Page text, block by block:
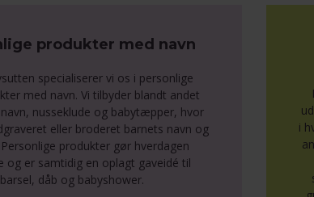
produkter med navn
specialiserer vi os i personlige
med navn. Vi tilbyder blandt andet
nusseklude og babytæpper, hvor
eller broderet barnets navn og
produkter gør hverdagen
og er samtidig en oplagt gaveidé til
barsel, dåb og babyshower.
i